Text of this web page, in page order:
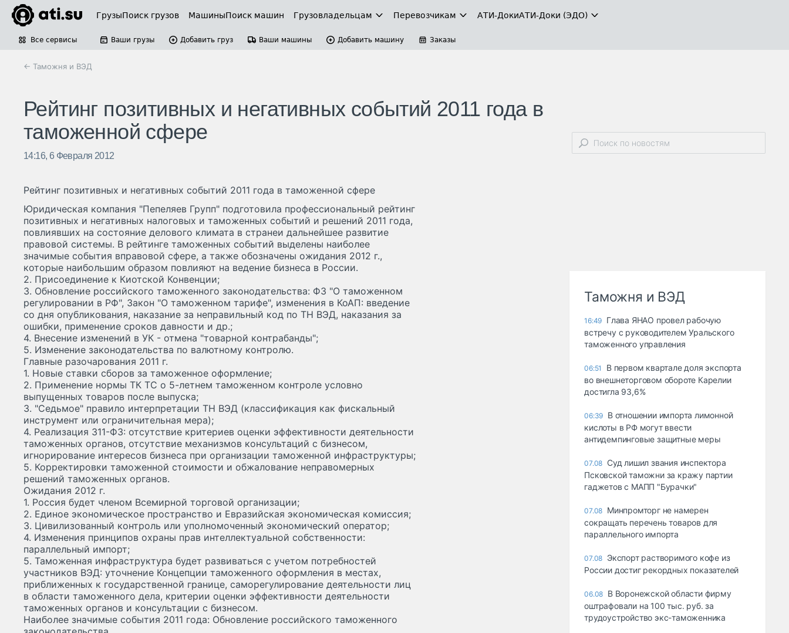
ГрузыПоиск грузов МашиныПоиск машин Грузовладельцам Перевозчикам АТИ-ДокиАТИ-Доки (ЭДО)
Все сервисы Ваши грузы Добавить груз Ваши машины Добавить машину Заказы
← Таможня и ВЭД
Рейтинг позитивных и негативных событий 2011 года в
таможенной сфере
14:16, 6 Февраля 2012
Рейтинг позитивных и негативных событий 2011 года в таможенной сфере
Юридическая компания "Пепеляев Групп" подготовила профессиональный рейтинг
позитивных и негативных налоговых и таможенных событий и решений 2011 года,
повлиявших на состояние делового климата в странеи дальнейшее развитие
правовой системы. В рейтинге таможенных событий выделены наиболее
значимые события вправовой сфере, а также обозначены ожидания 2012 г.,
которые наибольшим образом повлияют на ведение бизнеса в России.
2. Присоединение к Киотской Конвенции;
3. Обновление российского таможенного законодательства: ФЗ "О таможенном
регулировании в РФ", Закон "О таможенном тарифе", изменения в КоАП: введение
со дня опубликования, наказание за неправильный код по ТН ВЭД, наказания за
ошибки, применение сроков давности и др.;
4. Внесение изменений в УК - отмена "товарной контрабанды";
5. Изменение законодательства по валютному контролю.
Главные разочарования 2011 г.
1. Новые ставки сборов за таможенное оформление;
2. Применение нормы ТК ТС о 5-летнем таможенном контроле условно
выпущенных товаров после выпуска;
3. "Седьмое" правило интерпретации ТН ВЭД (классификация как фискальный
инструмент или ограничительная мера);
4. Реализация 311-ФЗ: отсутствие критериев оценки эффективности деятельности
таможенных органов, отсутствие механизмов консультаций с бизнесом,
игнорирование интересов бизнеса при организации таможенной инфраструктуры;
5. Корректировки таможенной стоимости и обжалование неправомерных
решений таможенных органов.
Ожидания 2012 г.
1. Россия будет членом Всемирной торговой организации;
2. Единое экономическое пространство и Евразийская экономическая комиссия;
3. Цивилизованный контроль или уполномоченный экономический оператор;
4. Изменения принципов охраны прав интеллектуальной собственности:
параллельный импорт;
5. Таможенная инфраструктура будет развиваться с учетом потребностей
участников ВЭД: уточнение Концепции таможенного оформления в местах,
приближенных к государственной границе, саморегулирование деятельности лиц
в области таможенного дела, критерии оценки эффективности деятельности
таможенных органов и консультации с бизнесом.
Наиболее значимые события 2011 года: Обновление российского таможенного
Таможня и ВЭД
16:49 Глава ЯНАО провел рабочую
встречу с руководителем Уральского
таможенного управления
06:51
В первом квартале доля экспорта
во внешнеторговом обороте Карелии
достигла 93,6%
06:39 В отношении импорта лимонной
кислоты в РФ могут ввести
антидемпинговые защитные меры
07.08 Суд лишил звания инспектора
Псковской таможни за кражу партии
гаджетов с МАПП "Бурачки"
07.08 Минпромторг не намерен
сокращать перечень товаров для
параллельного импорта
07.08 Экспорт растворимого кофе из
России достиг рекордных показателей
06.08 В Воронежской области фирму
оштрафовали на 100 тыс. руб. за
трудоустройство экс-таможенника